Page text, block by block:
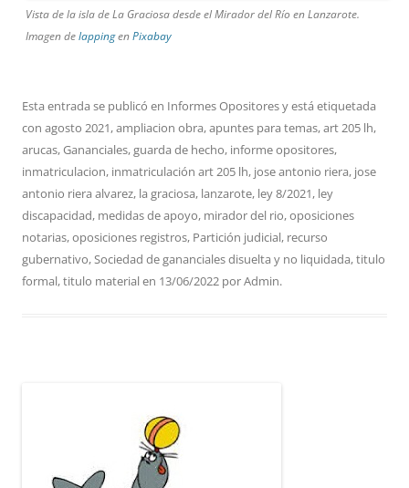
Vista de la isla de La Graciosa desde el Mirador del Río en Lanzarote.
Imagen delappingenPixabay
Esta entrada se publicó en Informes Opositoresy está etiquetada
con agosto 2021,ampliacion obra,apuntes para temas,art 205 lh,
arucas,Gananciales,guarda de hecho, informe opositores,
inmatriculacion, inmatriculación art 205 lh, jose antonio riera, jose
antonio riera alvarez, la graciosa, lanzarote, ley 8/2021, ley
discapacidad, medidas de apoyo, mirador del rio,oposiciones
notarias,oposiciones registros, Partición judicial, recurso
gubernativo,Sociedad de gananciales disuelta y no liquidada,titulo
formal,titulo materialen 13/06/2022 porAdmin.